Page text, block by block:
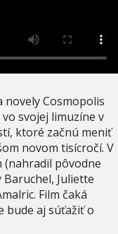
novely Cosmopolis
svojej limuzíne v
ktoré začnú meniť
novom tisícročí. V
(nahradil pôvodne
Baruchel, Juliette
Film čaká
bude aj súťažiť o